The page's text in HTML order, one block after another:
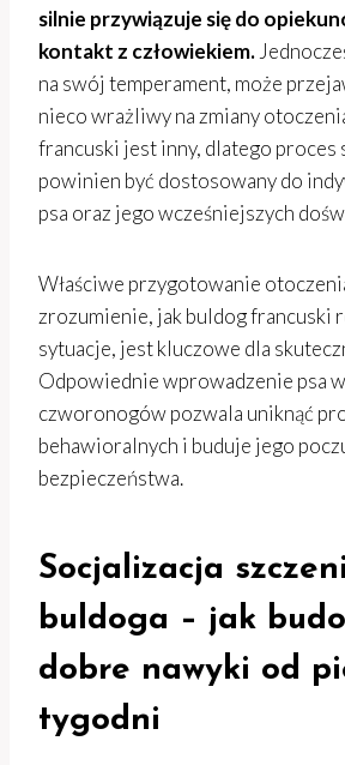
silnie przywiązuje się do
kontakt z człowiekiem.
na swój temperament, może
nieco wrażliwy na zmiany
francuski jest inny, dlatego proces
powinien być dostosowany do
psa oraz jego wcześniejszych
Właściwe przygotowanie
zrozumienie, jak buldog francuski
sytuacje, jest kluczowe dla
Odpowiednie wprowadzenie psa
czworonogów pozwala uniknąć
behawioralnych i buduje jego
bezpieczeństwa.
Socjalizacja
buldoga – jak
dobre nawyki od
tygodni